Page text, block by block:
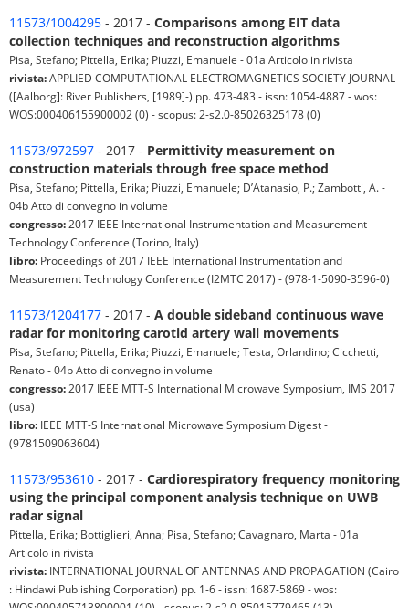
11573/1004295 - 2017 - Comparisons among EIT data
collection techniques and reconstruction algorithms
Pisa, Stefano; Pittella, Erika; Piuzzi, Emanuele - 01a Articolo in rivista
rivista:APPLIED COMPUTATIONAL ELECTROMAGNETICS SOCIETY JOURNAL
([Aalborg]: River Publishers, [1989]-) pp. 473-483 - issn: 1054-4887 - wos:
WOS:000406155900002 (0) - scopus: 2-s2.0-85026325178 (0)
11573/972597 - 2017 - Permittivity measurement on
construction materials through free space method
Pisa, Stefano; Pittella, Erika; Piuzzi, Emanuele; D’Atanasio, P.; Zambotti, A. -
04b Atto di convegno in volume
congresso: 2017 IEEE International Instrumentation and Measurement
Technology Conference (Torino, Italy)
libro: Proceedings of 2017 IEEE International Instrumentation and
Measurement Technology Conference (I2MTC 2017) - (978-1-5090-3596-0)
11573/1204177 - 2017 - A double sideband continuous wave
radar for monitoring carotid artery wall movements
Pisa, Stefano; Pittella, Erika; Piuzzi, Emanuele; Testa, Orlandino; Cicchetti,
Renato - 04b Atto di convegno in volume
congresso: 2017 IEEE MTT-S International Microwave Symposium, IMS 2017
(usa)
libro: IEEE MTT-S International Microwave Symposium Digest -
(9781509063604)
11573/953610 - 2017 - Cardiorespiratory frequency monitoring
using the principal component analysis technique on UWB
radar signal
Pittella, Erika; Bottiglieri, Anna; Pisa, Stefano; Cavagnaro, Marta - 01a
Articolo in rivista
rivista: INTERNATIONAL JOURNAL OF ANTENNAS AND PROPAGATION (Cairo
: Hindawi Publishing Corporation) pp. 1-6 - issn: 1687-5869 - wos: